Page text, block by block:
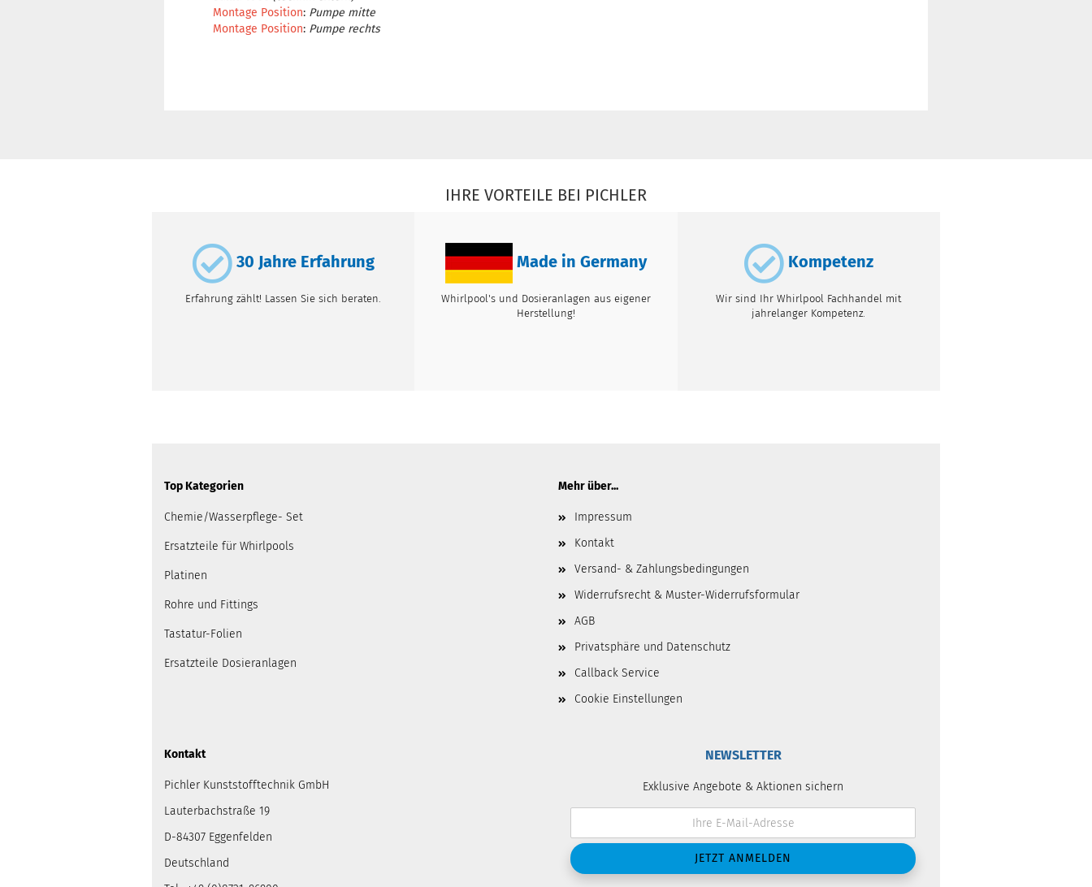
Montage Position: Pumpe mitte
Montage Position: Pumpe rechts
IHRE VORTEILE BEI PICHLER
30 Jahre Erfahrung
Erfahrung zählt! Lassen Sie sich beraten.
Made in Germany
Whirlpool's und Dosieranlagen aus eigener
Herstellung!
Kompetenz
Wir sind Ihr Whirlpool Fachhandel mit
jahrelanger Kompetenz.
Top Kategorien
Chemie/Wasserpflege- Set
Ersatzteile für Whirlpools
Platinen
Rohre und Fittings
Tastatur-Folien
Ersatzteile Dosieranlagen
Mehr über...
Impressum
Kontakt
Versand- & Zahlungsbedingungen
Widerrufsrecht & Muster-Widerrufsformular
AGB
Privatsphäre und Datenschutz
Callback Service
Cookie Einstellungen
Kontakt
Pichler Kunststofftechnik GmbH
Lauterbachstraße 19
D-84307 Eggenfelden
Deutschland
NEWSLETTER
Exklusive Angebote & Aktionen sichern